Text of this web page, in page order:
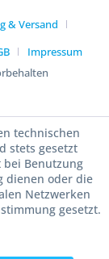
& Versand
Impressum
technischen
stets gesetzt
bei Benutzung
dienen oder die
Netzwerken
gesetzt.